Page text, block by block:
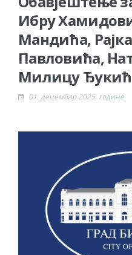
КУЋЕ СА
ГРАДА
Обавјештење
Нукић
НА ГРАДСКИ
ДОДАТАК ЗА
ВОЈСКЕ
СОЦИЈАЛНЕ
Oд 27. јула
помоћ за
основцима
Ибру
Мандића,
Павловића,
Милицу Ђукић
01. децембар 2025. године